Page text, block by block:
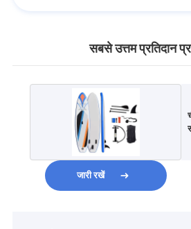
सबसे उत्तम प्रतिदान
जारी रखें